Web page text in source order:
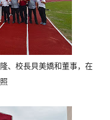
、校長貝美嬌和董事， 在